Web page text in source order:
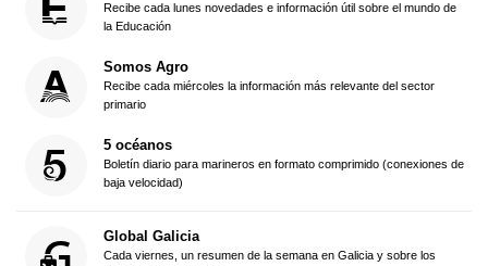
Recibe cada lunes novedades e información útil sobre el mundo de
la Educación
Somos Agro
Recibe cada miércoles la información más relevante del sector
primario
5 océanos
Boletín diario para marineros en formato comprimido (conexiones de
baja velocidad)
Global Galicia
Cada viernes, un resumen de la semana en Galicia y sobre los